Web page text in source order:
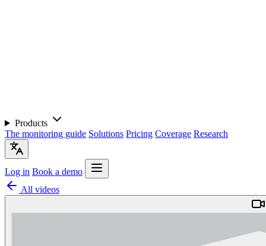
Products
The monitoring guide Solutions Pricing Coverage Research
Log in Book a demo
All videos